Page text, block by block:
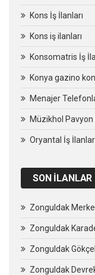
Kons İş İlanları
Kons iş ilanları
Konsomatris İş
Konya gazino
Menajer
Müzikhol Pavyon
Oryantal İş
SON İLANLAR
Zonguldak
Zonguldak
Zonguldak
Zonguldak